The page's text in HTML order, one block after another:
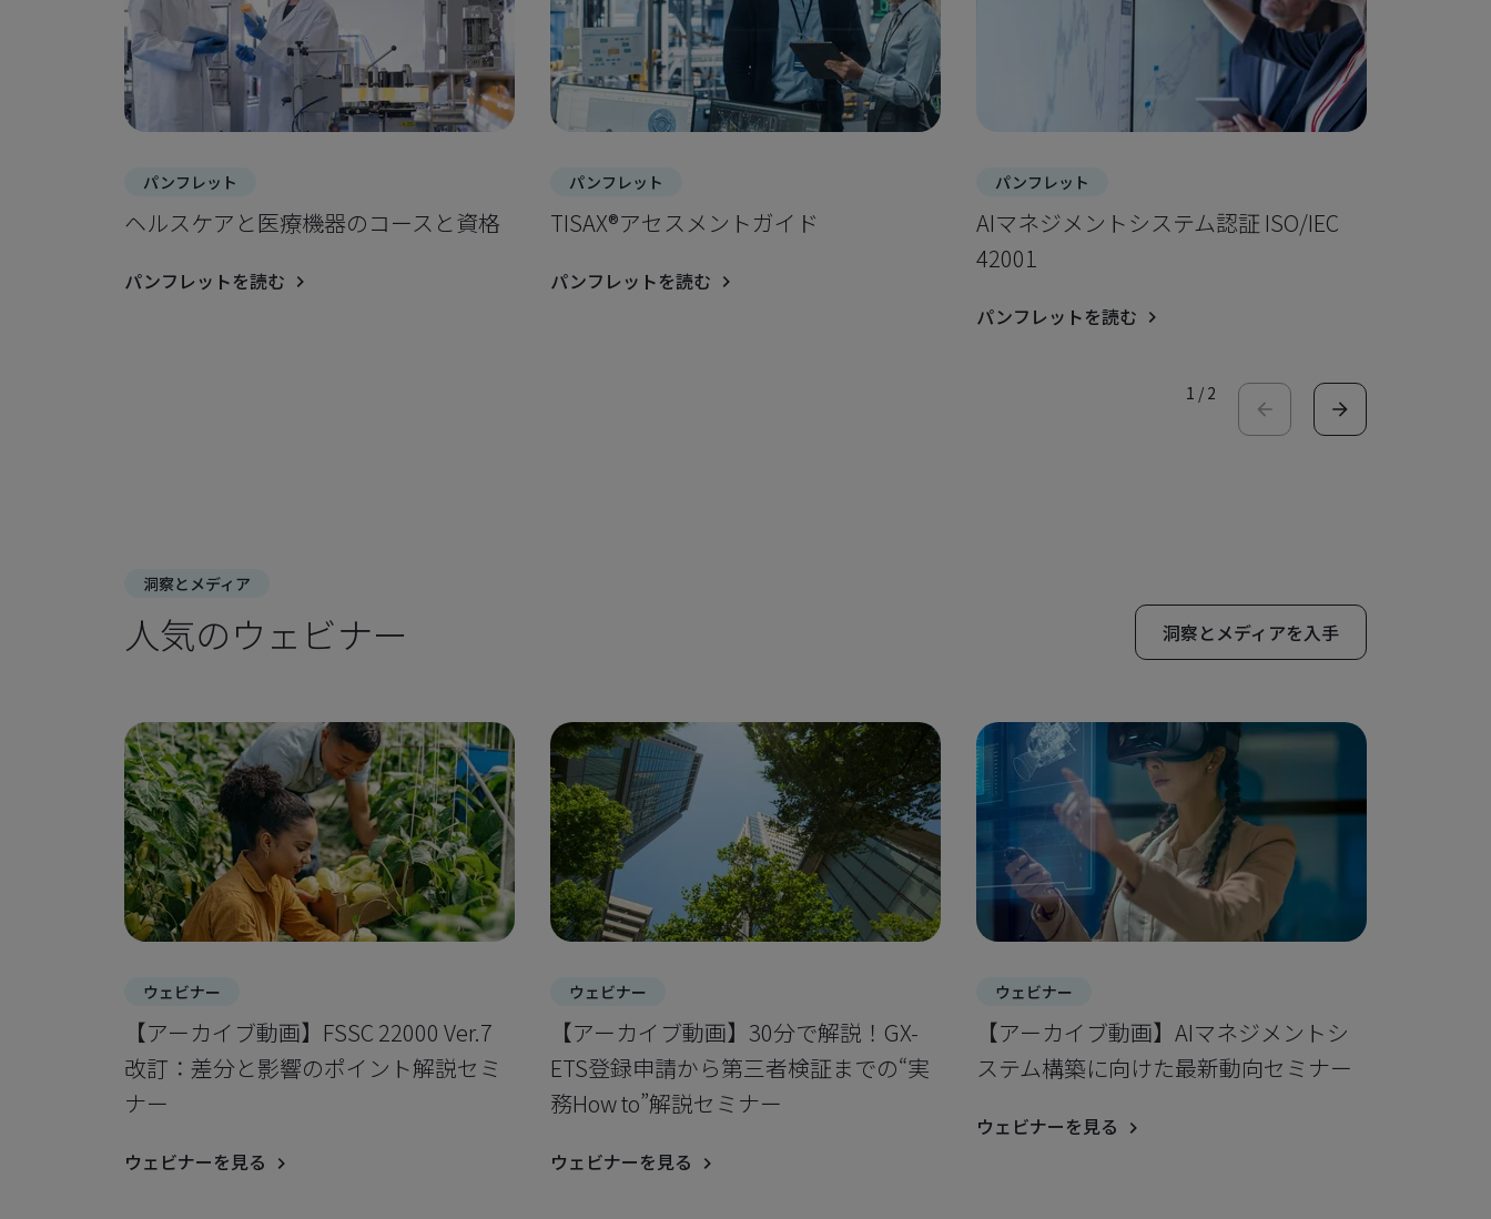
パンフレット
ヘルスケアと医療機器のコースと資格
パンフレットを読む
パンフレット
TISAX®アセスメントガイド
パンフレットを読む
パンフレット
AIマネジメントシステム認証 ISO/IEC
42001
パンフレットを読む
1 / 2
洞察とメディア
人気のウェビナー 洞察とメディアを入手
ウェビナー
【アーカイブ動画】FSSC 22000 Ver.7
改訂：差分と影響のポイント解説セミ
ナー
ウェビナーを見る
ウェビナー
【アーカイブ動画】30分で解説！GX-
ETS登録申請から第三者検証までの“実
務How to”解説セミナー
ウェビナーを見る
ウェビナー
【アーカイブ動画】AIマネジメントシ
ステム構築に向けた最新動向セミナー
ウェビナーを見る